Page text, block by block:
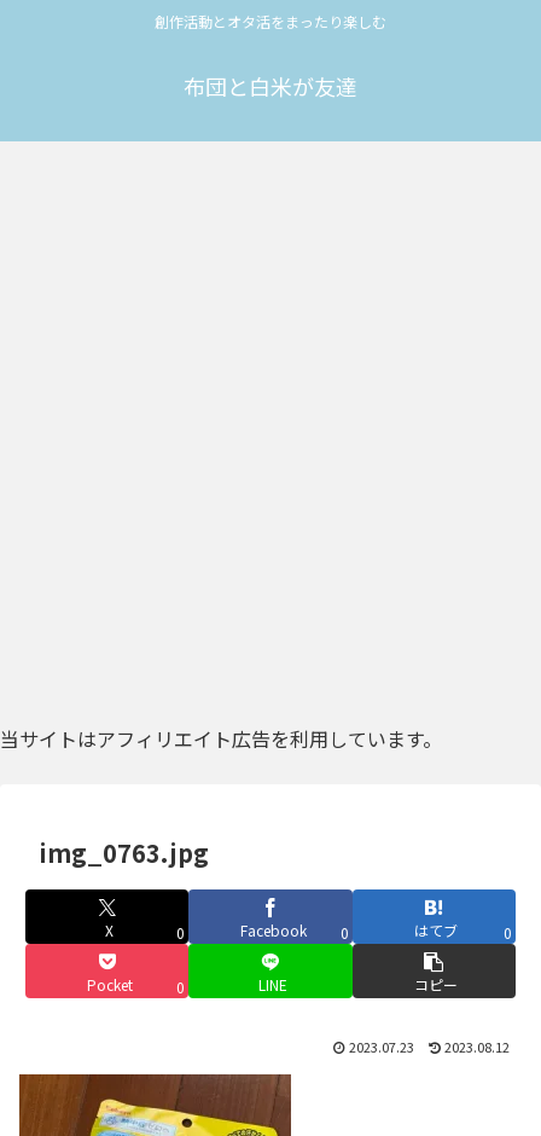
創作活動とオタ活をまったり楽しむ
布団と白米が友達
当サイトはアフィリエイト広告を利用しています。
img_0763.jpg
X 0 Facebook 0 はてブ 0
Pocket 0 LINE コピー
2023.07.23 2023.08.12